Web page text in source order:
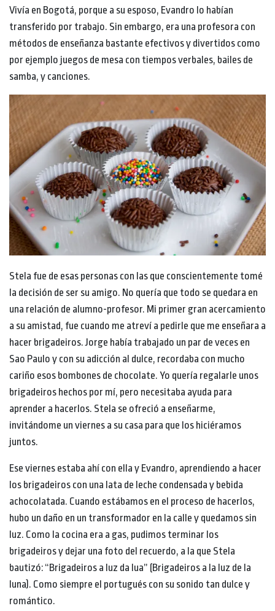
Vivía en Bogotá, porque a su esposo, Evandro lo habían
transferido por trabajo. Sin embargo, era una profesora con
métodos de enseñanza bastante efectivos y divertidos como
por ejemplo juegos de mesa con tiempos verbales, bailes de
samba, y canciones.
Stela fue de esas personas con las que conscientemente tomé
la decisión de ser su amigo. No quería que todo se quedara en
una relación de alumno-profesor. Mi primer gran acercamiento
a su amistad, fue cuando me atreví a pedirle que me enseñara a
hacer brigadeiros. Jorge había trabajado un par de veces en
Sao Paulo y con su adicción al dulce, recordaba con mucho
cariño esos bombones de chocolate. Yo quería regalarle unos
brigadeiros hechos por mí, pero necesitaba ayuda para
aprender a hacerlos. Stela se ofreció a enseñarme,
invitándome un viernes a su casa para que los hiciéramos
juntos.
Ese viernes estaba ahí con ella y Evandro, aprendiendo a hacer
los brigadeiros con una lata de leche condensada y bebida
achocolatada. Cuando estábamos en el proceso de hacerlos,
hubo un daño en un transformador en la calle y quedamos sin
luz. Como la cocina era a gas, pudimos terminar los
brigadeiros y dejar una foto del recuerdo, a la que Stela
bautizó: “Brigadeiros a luz da lua” (Brigadeiros a la luz de la
luna). Como siempre el portugués con su sonido tan dulce y
romántico.